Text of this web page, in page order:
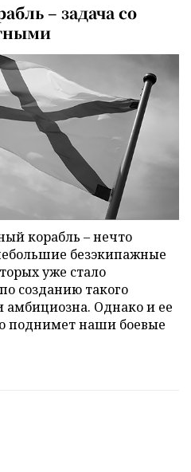
– задача со
корабль – нечто
безэкипажные
уже стало
созданию такого
амбициозна. Однако и ее
поднимет наши боевые